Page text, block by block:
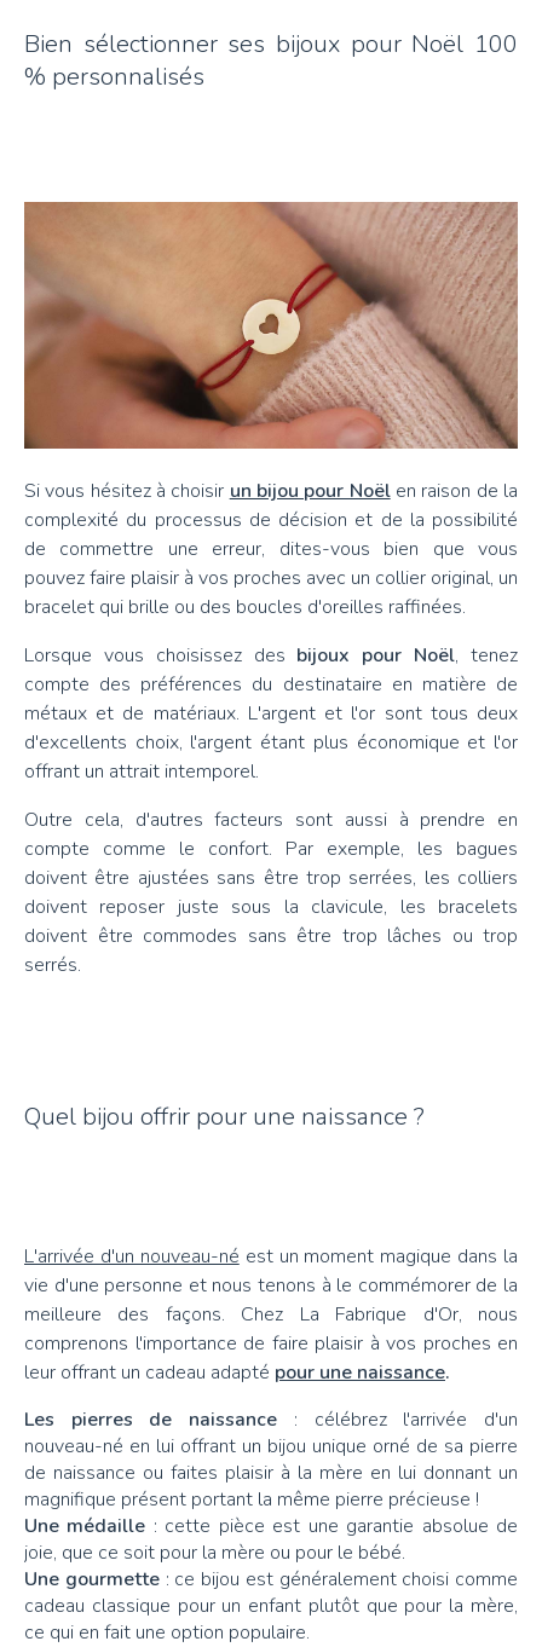
Bien sélectionner ses bijoux pour Noël 100
% personnalisés
Si vous hésitez à choisir un bijou pour Noëlen raison de la
complexité du processus de décision et de la possibilité
de commettre une erreur, dites-vous bien que vous
pouvez faire plaisir à vos proches avec un collier original, un
bracelet qui brille ou des boucles d'oreilles raffinées.
Lorsque vous choisissez des bijoux pour Noël, tenez
compte des préférences du destinataire en matière de
métaux et de matériaux. L'argent et l'or sont tous deux
d'excellents choix, l'argent étant plus économique et l'or
offrant un attrait intemporel.
Outre cela, d'autres facteurs sont aussi à prendre en
compte comme le confort. Par exemple, les bagues
doivent être ajustées sans être trop serrées, les colliers
doivent reposer juste sous la clavicule, les bracelets
doivent être commodes sans être trop lâches ou trop
serrés.
Quel bijou offrir pour une naissance ?
L'arrivée d'un nouveau-né est un moment magique dans la
vie d'une personne et nous tenons à le commémorer de la
meilleure des façons. Chez La Fabrique d'Or, nous
comprenons l'importance de faire plaisir à vos proches en
leur offrant un cadeau adapté pour une naissance.
Les pierres de naissance : célébrez l'arrivée d'un
nouveau-né en lui offrant un bijou unique orné de sa pierre
de naissance ou faites plaisir à la mère en lui donnant un
magnifique présent portant la même pierre précieuse !
Une médaille : cette pièce est une garantie absolue de
joie, que ce soit pour la mère ou pour le bébé.
Une gourmette: ce bijou est généralement choisi comme
cadeau classique pour un enfant plutôt que pour la mère,
ce qui en fait une option populaire.